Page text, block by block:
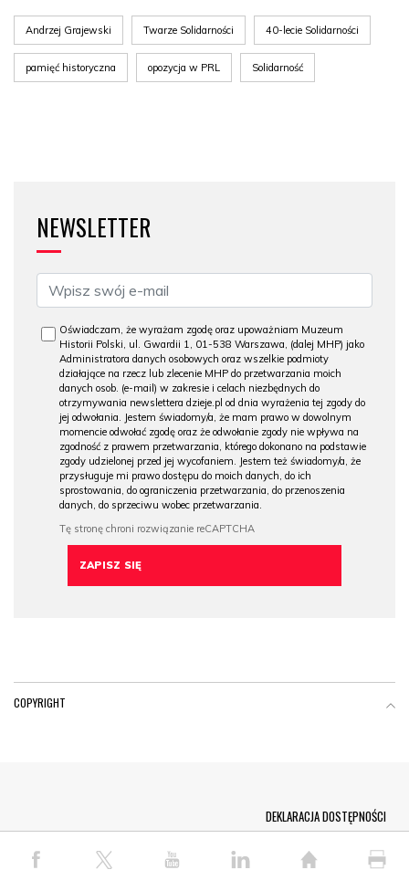
Andrzej Grajewski Twarze Solidarności 40-lecie Solidarności
pamięć historyczna opozycja w PRL Solidarność
NEWSLETTER
Oświadczam, że wyrażam zgodę oraz upoważniam Muzeum
Historii Polski, ul. Gwardii 1, 01-538 Warszawa, (dalej MHP) jako
Administratora danych osobowych oraz wszelkie podmioty
działające na rzecz lub zlecenie MHP do przetwarzania moich
danych osob. (e-mail) w zakresie i celach niezbędnych do
otrzymywania newslettera dzieje.pl od dnia wyrażenia tej zgody do
jej odwołania. Jestem świadomy/a, że mam prawo w dowolnym
momencie odwołać zgodę oraz że odwołanie zgody nie wpływa na
zgodność z prawem przetwarzania, którego dokonano na podstawie
zgody udzielonej przed jej wycofaniem. Jestem też świadomy/a, że
przysługuje mi prawo dostępu do moich danych, do ich
sprostowania, do ograniczenia przetwarzania, do przenoszenia
danych, do sprzeciwu wobec przetwarzania.
COPYRIGHT
© COPYRIGHT PAP 2026
DEKLARACJA DOSTĘPNOŚCI